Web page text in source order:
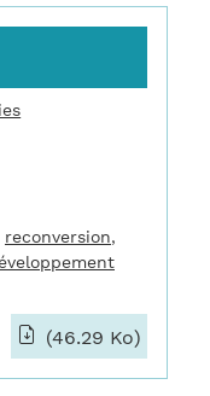
reconversion
(46.29 Ko)